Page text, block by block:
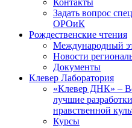
Контакты
Задать вопрос
ОРОиК
Рождественские чтения
Международный
Новости
Документы
Клевер Лаборатория
«Клевер ДНК» –
лучшие
нравственной
Курсы